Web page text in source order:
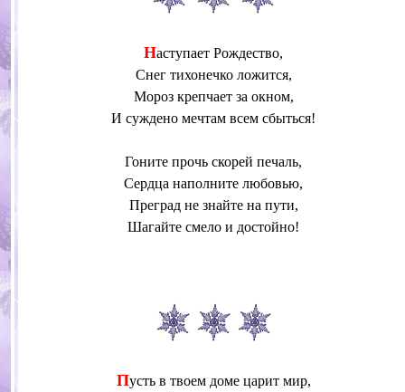
Наступает Рождество,
Снег тихонечко ложится,
Мороз крепчает за окном,
И суждено мечтам всем сбыться!
Гоните прочь скорей печаль,
Сердца наполните любовью,
Преград не знайте на пути,
Шагайте смело и достойно!
Пусть в твоем доме царит мир,